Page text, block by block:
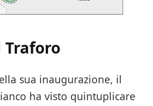
sua inaugurazione, il
ha visto quintuplicare